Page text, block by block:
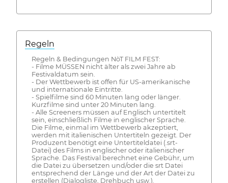
Regeln
Regeln & Bedingungen NòT FILM FEST:
- Filme MÜSSEN nicht älter als zwei Jahre ab
Festivaldatum sein.
- Der Wettbewerb ist offen für US-amerikanische
und internationale Eintritte.
- Spielfilme sind 60 Minuten lang oder länger.
Kurzfilme sind unter 20 Minuten lang.
- Alle Screeners müssen auf Englisch untertitelt
sein, einschließlich Filme in englischer Sprache.
Die Filme, einmal im Wettbewerb akzeptiert,
werden mit italienischen Untertiteln gezeigt. Der
Produzent benötigt eine Untertiteldatei (.srt-
Datei) des Films in englischer oder italienischer
Sprache. Das Festival berechnet eine Gebühr, um
die Datei zu übersetzen und/oder die srt Datei
entsprechend der Länge und der Art der Datei zu
erstellen (Dialogliste, Drehbuch usw.).